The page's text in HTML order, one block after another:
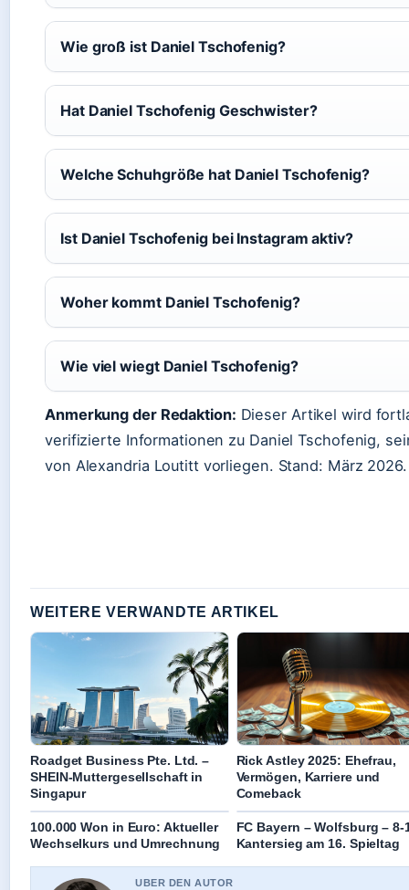
Wie groß ist Daniel Tschofenig?
Hat Daniel Tschofenig Geschwister?
Welche Schuhgröße hat Daniel Tschofenig?
Ist Daniel Tschofenig bei Instagram aktiv?
Woher kommt Daniel Tschofenig?
Wie viel wiegt Daniel Tschofenig?
Anmerkung der Redaktion: Dieser Artikel wird
verifizierte Informationen zu Daniel Tschofenig,
von Alexandria Loutitt vorliegen. Stand: März 2026.
WEITERE VERWANDTE ARTIKEL
Roadget Business Pte. Ltd. –
SHEIN-Muttergesellschaft in
Singapur
Rick Astley 2025: Ehefrau,
Vermögen, Karriere und
Comeback
100.000 Won in Euro: Aktueller
Wechselkurs und Umrechnung
FC Bayern – Wolfsburg – 8-
Kantersieg am 16. Spieltag
UBER DEN AUTOR